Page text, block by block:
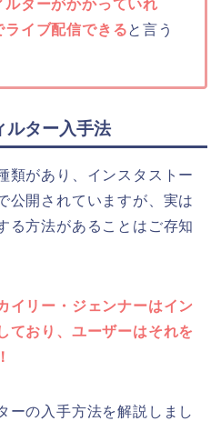
ルターがかかっていれ
イブ配信できると言う
ルター入手法
類があり、インスタストー
公開されていますが、実は
る方法があることはご存知
イリー・ジェンナーはイン
ており、ユーザーはそれを
ーの入手方法を解説しまし